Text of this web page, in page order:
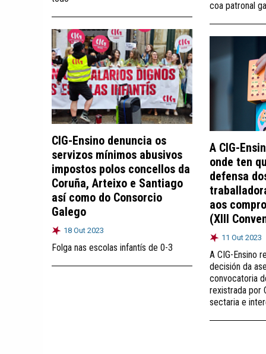
coa patronal
CIG-Ensino denuncia os
servizos mínimos abusivos
impostos polos concellos da
Coruña, Arteixo e Santiago
así como do Consorcio
Galego
18 Out 2023
Folga nas escolas infantís de 0-3
A CIG-
onde ten
defensa
aos
(XIII
11 Out 2023
A CIG-Ensino
decisión da
convocatoria
rexistrada por
sectaria e